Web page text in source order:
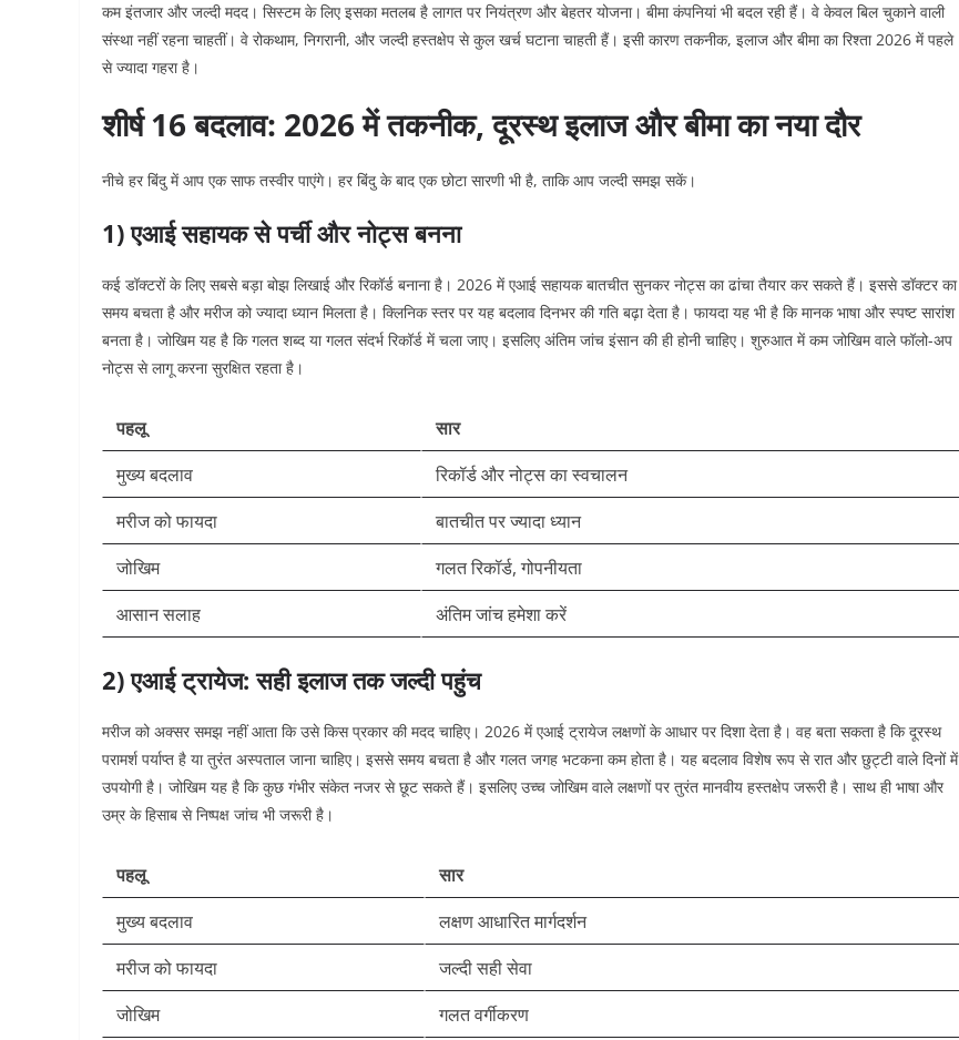
कम इंतजार और जल्दी मदद। सिस्टम के लिए इसका मतलब है लागत पर नियंत्रण और बेहतर योजना। बीमा कंपनियां भी बदल रही हैं। वे केवल बिल चुकाने वाली
संस्था नहीं रहना चाहतीं। वे रोकथाम, निगरानी, और जल्दी हस्तक्षेप से कुल खर्च घटाना चाहती हैं। इसी कारण तकनीक, इलाज और बीमा का रिश्ता 2026 में पहले
से ज्यादा गहरा है।
शीर्ष 16 बदलाव: 2026 में तकनीक, दूरस्थ इलाज और बीमा का नया दौर
नीचे हर बिंदु में आप एक साफ तस्वीर पाएंगे। हर बिंदु के बाद एक छोटा सारणी भी है, ताकि आप जल्दी समझ सकें।
1) एआई सहायक से पर्ची और नोट्स बनना
कई डॉक्टरों के लिए सबसे बड़ा बोझ लिखाई और रिकॉर्ड बनाना है। 2026 में एआई सहायक बातचीत सुनकर नोट्स का ढांचा तैयार कर सकते हैं। इससे डॉक्टर का
समय बचता है और मरीज को ज्यादा ध्यान मिलता है। क्लिनिक स्तर पर यह बदलाव दिनभर की गति बढ़ा देता है। फायदा यह भी है कि मानक भाषा और स्पष्ट सारांश
बनता है। जोखिम यह है कि गलत शब्द या गलत संदर्भ रिकॉर्ड में चला जाए। इसलिए अंतिम जांच इंसान की ही होनी चाहिए। शुरुआत में कम जोखिम वाले फॉलो-अप
नोट्स से लागू करना सुरक्षित रहता है।
पहलू
सार
मुख्य बदलाव
रिकॉर्ड और नोट्स का स्वचालन
मरीज को फायदा
बातचीत पर ज्यादा ध्यान
जोखिम
गलत रिकॉर्ड, गोपनीयता
आसान सलाह
अंतिम जांच हमेशा करें
2) एआई ट्रायेज: सही इलाज तक जल्दी पहुंच
मरीज को अक्सर समझ नहीं आता कि उसे किस प्रकार की मदद चाहिए। 2026 में एआई ट्रायेज लक्षणों के आधार पर दिशा देता है। वह बता सकता है कि दूरस्थ
परामर्श पर्याप्त है या तुरंत अस्पताल जाना चाहिए। इससे समय बचता है और गलत जगह भटकना कम होता है। यह बदलाव विशेष रूप से रात और छुट्टी वाले दिनों में
उपयोगी है। जोखिम यह है कि कुछ गंभीर संकेत नजर से छूट सकते हैं। इसलिए उच्च जोखिम वाले लक्षणों पर तुरंत मानवीय हस्तक्षेप जरूरी है। साथ ही भाषा और
उम्र के हिसाब से निष्पक्ष जांच भी जरूरी है।
पहलू
सार
मुख्य बदलाव
लक्षण आधारित मार्गदर्शन
मरीज को फायदा
जल्दी सही सेवा
जोखिम
गलत वर्गीकरण